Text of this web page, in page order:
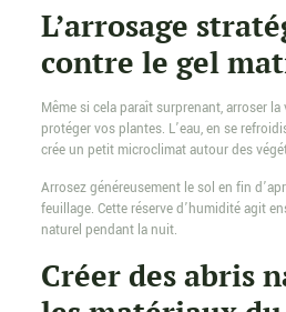
L’arrosage
contre le gel
Même si cela paraît surprenant, arroser la
protéger vos plantes. L’eau, en se
crée un petit microclimat autour des
Arrosez généreusement le sol en fin
feuillage. Cette réserve d’humidité agit
naturel pendant la nuit.
Créer des abris